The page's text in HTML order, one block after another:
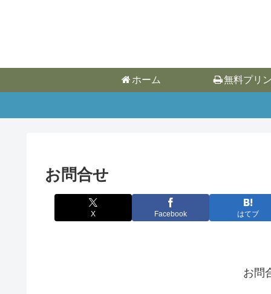
ホーム 無料プリ
お問合せ
X Facebook はてブ
お問